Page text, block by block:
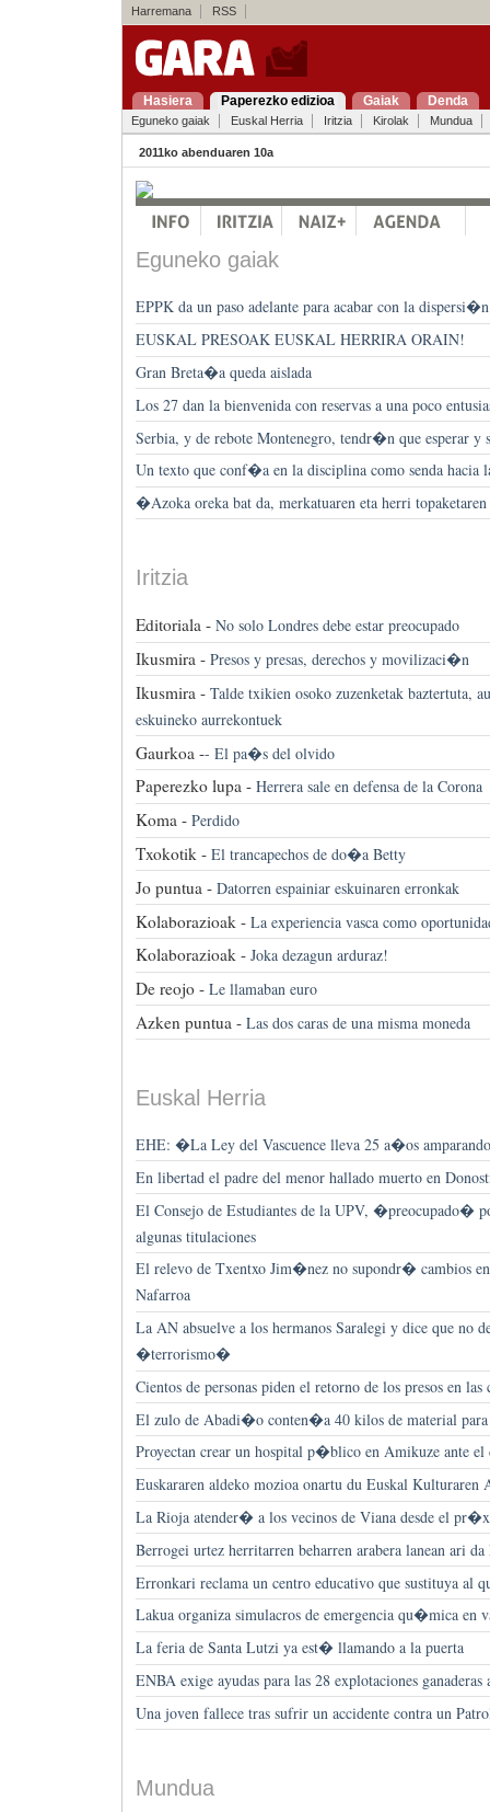
Harremana RSS
Hasiera Paperezko edizioa Gaiak Denda
Eguneko gaiak Euskal Herria Iritzia Kirolak Mundua
2011ko abenduaren 10a
Eguneko gaiak
EPPK da un paso adelante para acabar con la dispersi�n
EUSKAL PRESOAK EUSKAL HERRIRA ORAIN!
Gran Breta�a queda aislada
Los 27 dan la bienvenida con reservas a una poco
Serbia, y de rebote Montenegro, tendr�n que esperar y
Un texto que conf�a en la disciplina como senda hacia
�Azoka oreka bat da, merkatuaren eta herri
Iritzia
Editoriala - No solo Londres debe estar preocupado
Ikusmira - Presos y presas, derechos y movilizaci�n
Ikusmira - Talde txikien osoko zuzenketak baztertuta,
eskuineko aurrekontuek
Gaurkoa -- El pa�s del olvido
Paperezko lupa - Herrera sale en defensa de la Corona
Koma - Perdido
Txokotik - El trancapechos de do�a Betty
Jo puntua - Datorren espainiar eskuinaren erronkak
Kolaborazioak - La experiencia vasca como
Kolaborazioak - Joka dezagun arduraz!
De reojo - Le llamaban euro
Azken puntua - Las dos caras de una misma moneda
Euskal Herria
EHE: �La Ley del Vascuence lleva 25 a�os
En libertad el padre del menor hallado muerto en
El Consejo de Estudiantes de la UPV, �preocupado�
algunas titulaciones
El relevo de Txentxo Jim�nez no supondr� cambios
Nafarroa
La AN absuelve a los hermanos Saralegi y dice que no
�terrorismo�
Cientos de personas piden el retorno de los presos en
El zulo de Abadi�o conten�a 40 kilos de material
Proyectan crear un hospital p�blico en Amikuze ante
Euskararen aldeko mozioa onartu du Euskal Kulturaren
La Rioja atender� a los vecinos de Viana desde el
Berrogei urtez herritarren beharren arabera lanean ari
Erronkari reclama un centro educativo que sustituya
Lakua organiza simulacros de emergencia qu�mica en
La feria de Santa Lutzi ya est� llamando a la puerta
ENBA exige ayudas para las 28 explotaciones ganaderas
Una joven fallece tras sufrir un accidente contra un
Mundua